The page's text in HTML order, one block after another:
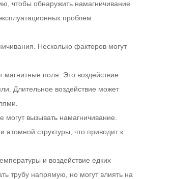
чтобы обнаружить намагничивание
проблем.
Несколько факторов могут
магнитные поля. Это воздействие
Длительное воздействие может
вызывать намагничивание.
структуры, что приводит к
и воздействие едких
трубу напрямую, но могут влиять на